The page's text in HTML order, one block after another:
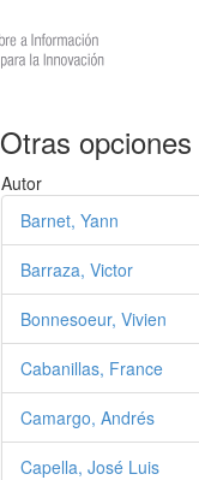
Otras
Autor
Barnet, Yann
Barraza, Victor
Bonnesoeur, Vivien
Cabanillas, France
Camargo, Andrés
Capella, José Luis